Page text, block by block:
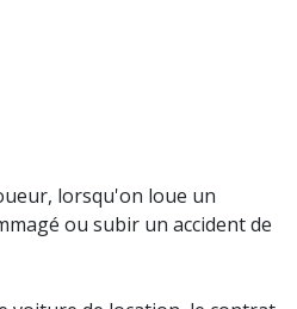
lorsqu'on loue un
ou subir un accident de